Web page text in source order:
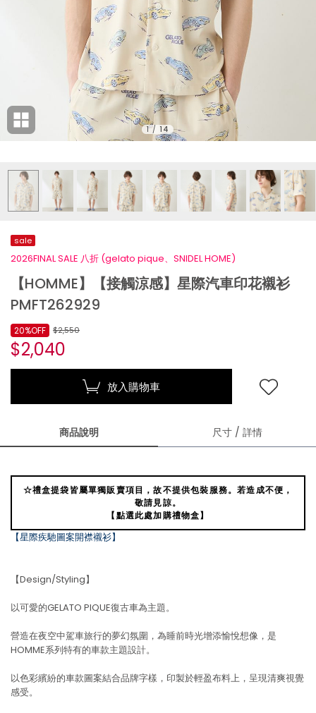
1/ 14
sale
2026FINAL SALE 八折 (gelato pique、SNIDEL HOME)
【HOMME】【接觸涼感】星際汽車印花襯衫
PMFT262929
$2,550
$2,040
20%OFF
放入購物車
商品說明 尺寸 / 詳情
☆禮盒提袋皆屬單獨販賣項目，故不提供包裝服務。若造成不便，
敬請見諒。
【點選此處加購禮物盒】
【星際疾馳圖案開襟襯衫】
【Design/Styling】
以可愛的GELATO PIQUE復古車為主題。
營造在夜空中駕車旅行的夢幻氛圍，為睡前時光增添愉悅想像，是
HOMME系列特有的車款主題設計。
以色彩繽紛的車款圖案結合品牌字樣，印製於輕盈布料上，呈現清爽視覺
感受。